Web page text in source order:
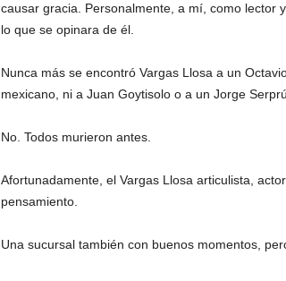
causar gracia. Personalmente, a mí, como lector
lo que se opinara de él.
Nunca más se encontró Vargas Llosa a un
mexicano, ni a Juan Goytisolo o a un Jorge
No. Todos murieron antes.
Afortunadamente, el Vargas Llosa articulista,
pensamiento.
Una sucursal también con buenos momentos,